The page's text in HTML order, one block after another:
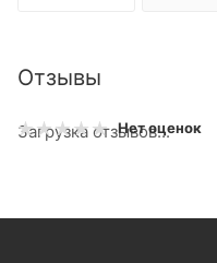
Отзывы
Нет оценок
Загрузка отзывов...